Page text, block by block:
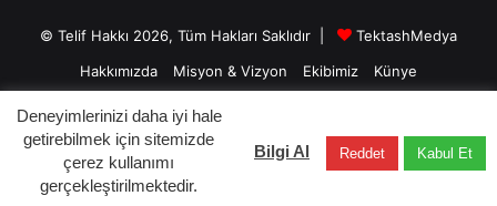
© Telif Hakkı 2026, Tüm Hakları Saklıdır |
TektashMedya
Hakkımızda
Misyon & Vizyon Ekibimiz
Künye
Üyelik Sözleşmesi
Gizlilik Sözleşmesi
Facebook LinkedInYouTubeInstagramTelegram
Deneyimlerinizi daha iyi hale
getirebilmek için sitemizde
çerez kullanımı
gerçekleştirilmektedir.
Bilgi Al Reddet Kabul Et